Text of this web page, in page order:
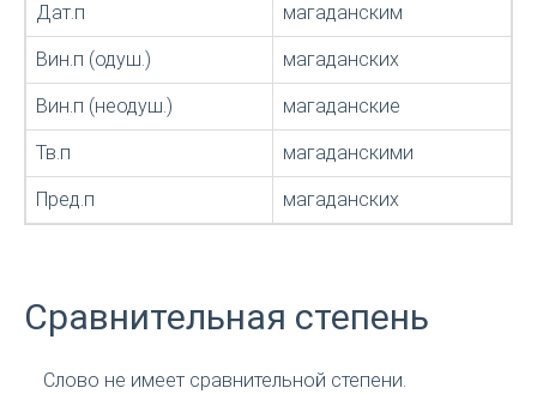
Дат.п магаданским
Вин.п (одуш.) магаданских
Вин.п (неодуш.) магаданские
Тв.п магаданскими
Пред.п магаданских
Сравнительная степень
Слово не имеет сравнительной степени.